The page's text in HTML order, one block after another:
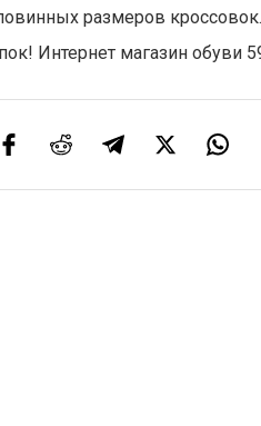
размеров кроссовок.
Интернет магазин обуви